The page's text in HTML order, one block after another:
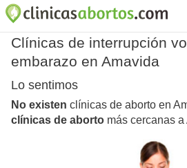
Clínicas de interrupción
embarazo en Amavida
Lo sentimos
No existen clínicas de aborto en
clínicas de aborto más cercanas a